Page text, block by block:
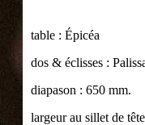
table : Épicéa
dos & éclisses :
diapason : 650 mm.
largeur au sillet de